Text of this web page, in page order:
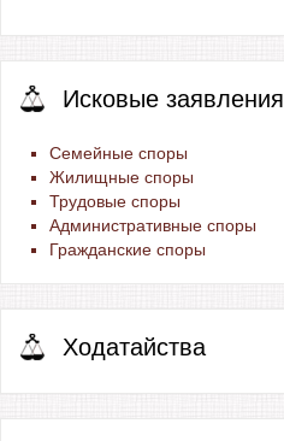
Исковые заявления
Семейные споры
Жилищные споры
Трудовые споры
Административные споры
Гражданские споры
Ходатайства